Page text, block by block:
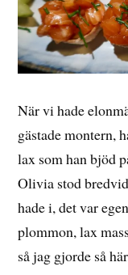
När vi hade
gästade montern,
lax som han bjöd
Olivia stod
hade i, det var
plommon, lax
så jag gjorde så